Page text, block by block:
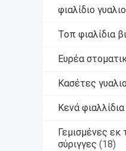
φιαλίδιο
Τοπ φιαλίδια
Ευρέα
Κασέτες
Κενά
Γεμισμένες
σύριγγες (18)